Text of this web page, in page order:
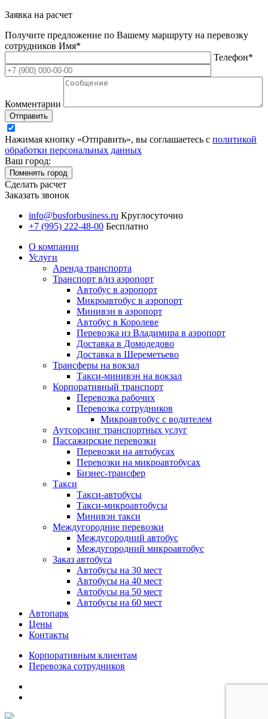
Заявка на расчет
Получите предложение по Вашему маршруту на перевозку
сотрудников Имя*
Телефон*
Комментарии
Отправить
Нажимая кнопку «Отправить», вы соглашаетесь с политикой
обработки персональных данных
Ваш город:
Поменять город
Сделать расчет
Заказать звонок
info@busforbusiness.ru Круглосуточно
+7 (995) 222-48-00 Бесплатно
О компании
Услуги
Аренда транспорта
Транспорт в/из аэропорт
Автобус в аэропорт
Микроавтобус в аэропорт
Минивэн в аэропорт
Автобус в Королеве
Перевозка из Владимира в аэропорт
Доставка в Домодедово
Доставка в Шереметьево
Трансферы на вокзал
Такси-минивэн на вокзал
Корпоративный транспорт
Перевозка рабочих
Перевозка сотрудников
Микроавтобус с водителем
Аутсорсинг транспортных услуг
Пассажирские перевозки
Перевозки на автобусах
Перевозки на микроавтобусах
Бизнес-трансфер
Такси
Такси-автобусы
Такси-микроавтобусы
Минивэн такси
Междугородние перевозки
Междугородний автобус
Междугородний микроавтобус
Заказ автобуса
Автобусы на 30 мест
Автобусы на 40 мест
Автобусы на 50 мест
Автобусы на 60 мест
Автопарк
Цены
Контакты
Корпоративным клиентам
Перевозка сотрудников